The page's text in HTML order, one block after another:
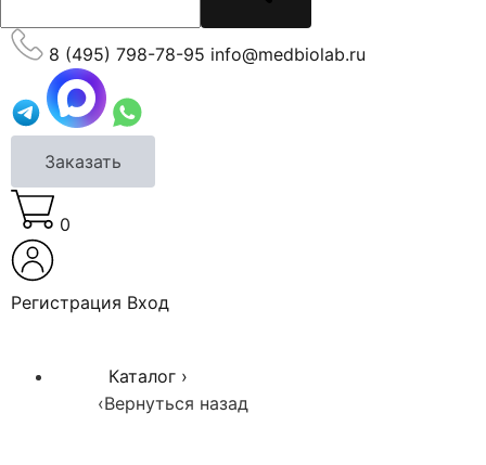
8 (495) 798-78-95 info@medbiolab.ru
Заказать
0
Регистрация Вход
Каталог ›
‹Вернуться назад